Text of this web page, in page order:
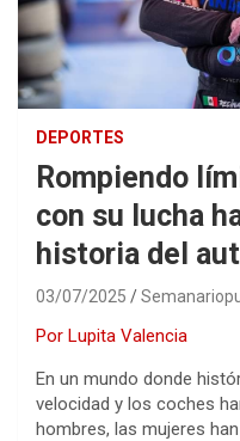
DEPORTES
Rompiendo
con su lucha
historia del
03/07/2025
Por Lupita Valencia
En un mundo donde
velocidad y los coches
hombres, las mujeres